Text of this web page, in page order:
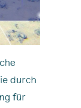
durch
für